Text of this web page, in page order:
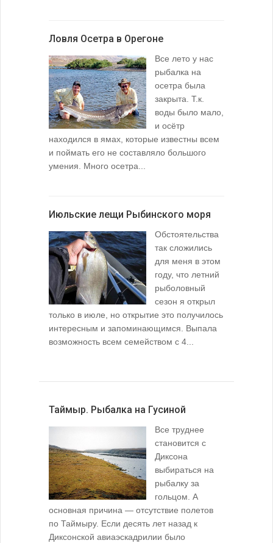
Ловля Осетра в Орегоне
Все лето у нас
рыбалка на
осетра была
закрыта. Т.к.
воды было мало,
и осётр
находился в ямах, которые известны всем
и поймать его не составляло большого
умения. Много осетра...
Июльские лещи Рыбинского моря
Обстоятельства
так сложились
для меня в этом
году, что летний
рыболовный
сезон я открыл
только в июле, но открытие это получилось
интересным и запоминающимся. Выпала
возможность всем семейством с 4...
Таймыр. Рыбалка на Гусиной
Все труднее
становится с
Диксона
выбираться на
рыбалку за
гольцом. А
основная причина — отсутствие полетов
по Таймыру. Если десять лет назад к
Диксонской авиаэскадрилии было